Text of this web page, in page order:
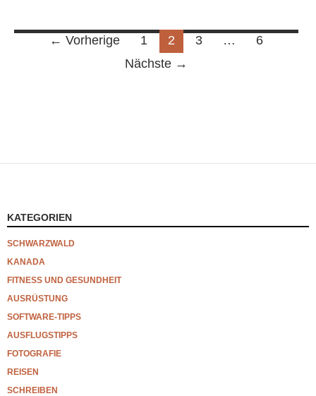
Beitragsnavigation
← Vorherige 1 2 3 …
6
Nächste →
KATEGORIEN
SCHWARZWALD
KANADA
FITNESS UND GESUNDHEIT
AUSRÜSTUNG
SOFTWARE-TIPPS
AUSFLUGSTIPPS
FOTOGRAFIE
REISEN
SCHREIBEN